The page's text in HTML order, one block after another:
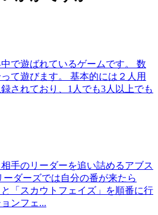
で遊ばれているゲームです。 数
て遊びます。 基本的には２人用
されており、1人でも3人以上でも
手のリーダーを追い詰めるアブス
ーダーズでは自分の番が来たら
と「スカウトフェイズ」を順番に行
ンフェ...